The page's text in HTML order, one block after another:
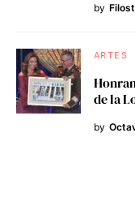
by
ARTES
de la
by